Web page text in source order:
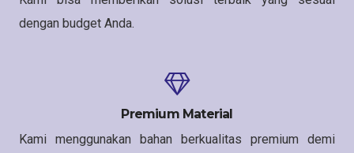
dengan budget Anda.
Premium Material
Kami menggunakan bahan berkualitas premium demi